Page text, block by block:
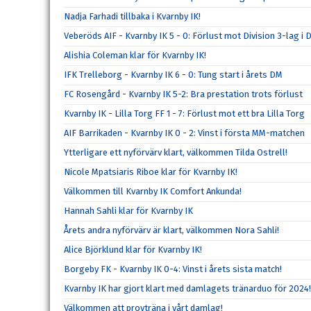
Nadja Farhadi tillbaka i Kvarnby IK!
Veberöds AIF - Kvarnby IK 5 - 0: Förlust mot Division 3-lag i
Alishia Coleman klar för Kvarnby IK!
IFK Trelleborg - Kvarnby IK 6 - 0: Tung start i årets DM
FC Rosengård - Kvarnby IK 5-2: Bra prestation trots förlust
Kvarnby IK - Lilla Torg FF 1 - 7: Förlust mot ett bra Lilla Torg
AIF Barrikaden - Kvarnby IK 0 - 2: Vinst i första MM-matchen
Ytterligare ett nyförvärv klart, välkommen Tilda Ostrell!
Nicole Mpatsiaris Riboe klar för Kvarnby IK!
Välkommen till Kvarnby IK Comfort Ankunda!
Hannah Sahli klar för Kvarnby IK
Årets andra nyförvärv är klart, välkommen Nora Sahli!
Alice Björklund klar för Kvarnby IK!
Borgeby FK - Kvarnby IK 0-4: Vinst i årets sista match!
Kvarnby IK har gjort klart med damlagets tränarduo för 2024!
Välkommen att provträna i vårt damlag!